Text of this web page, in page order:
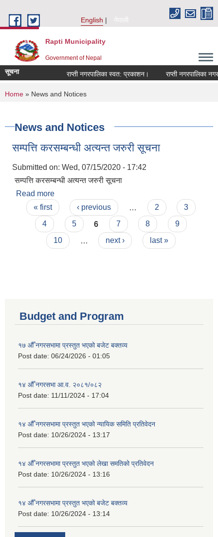
English
नेपाली
Rapti Municipality
Government of Nepal
सूचना राप्ती नगरपालिका स्वत: प्रकाशन। राप्ती नगरपालिका
You are here
Home » News and Notices
News and Notices
सम्पत्ति करसम्बन्धी अत्यन्त जरुरी सूचना
Submitted on: Wed, 07/15/2020 - 17:42
सम्पत्ति करसम्बन्धी अत्यन्त जरुरी सूचना
Read more
Pages
« first ‹ previous 2
3
4
5 6 7 8
9
10
next › last »
Budget and Program
१७ औँ नगरसभामा प्रस्तुत भएको बजेट बक्तव्य
Post date: 06/24/2026 - 01:05
१४ औँ नगरसभा आ.व. २०८१/०८२
Post date: 11/11/2024 - 17:04
१४ औँ नगरसभामा प्रस्तुत भएको न्यायिक समिति प्रतिवेदन
Post date: 10/26/2024 - 13:17
१४ औँ नगरसभामा प्रस्तुत भएको लेखा समतिको प्रतिवेदन
Post date: 10/26/2024 - 13:16
१४ औँ नगरसभामा प्रस्तुत भएको बजेट बक्तव्य
Post date: 10/26/2024 - 13:14